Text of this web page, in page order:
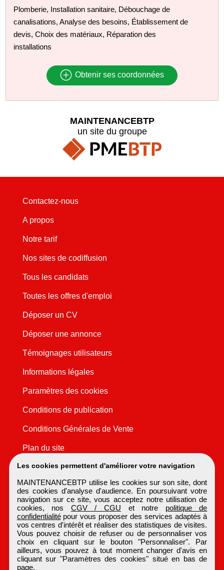
Plomberie, Installation sanitaire, Débouchage de
canalisations, Analyse des besoins, Établissement de
devis, Choix des matériaux, Réparation des
installations
Obtenir ses coordonnées
Les cookies permettent d'améliorer votre navigation
MAINTENANCEBTP utilise les cookies sur son site, dont
des cookies d'analyse d'audience. En poursuivant votre
navigation sur ce site, vous acceptez notre utilisation de
cookies, nos CGV / CGU et notre politique de
confidentialitépour vous proposer des services adaptés à
vos centres d'intérêt et réaliser des statistiques de visites.
Vous pouvez choisir de refuser ou de personnaliser vos
choix en cliquant sur le bouton "Personnaliser". Par
ailleurs, vous pouvez à tout moment changer d'avis en
cliquant sur "Paramètres des cookies" situé en bas de
page.
MAINTENANCEBTP
un site du groupe
Contactez-nous
A propos
Notre tarif
Nos sites de codiffusion
Tous les candidats
Toutes les offres d'emploi
Déposer un CV
Déposer une annonce
Témoignages utilisateurs
Informations légales
Paramètres des cookies
Conditions de publication
Conditions Générales de Vente
Plan du site